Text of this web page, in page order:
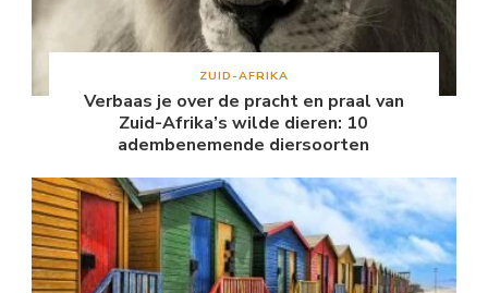
ZUID-AFRIKA
Verbaas je over de pracht en praal van
Zuid-Afrika’s wilde dieren: 10
adembenemende diersoorten